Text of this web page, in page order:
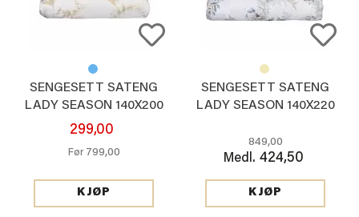
SENGESETT SATENG
LADY SEASON 140X200
CM, BEIGE
299,00
Før 799,00
KJØP
SENGESETT SATENG
LADY SEASON 140X220
849,00
Medl. 424,50
KJØP